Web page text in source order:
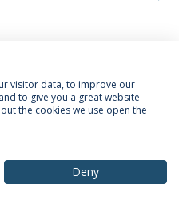
Termos & Condições
visitor data, to improve our
to give you a great website
the cookies we use open the
Deny